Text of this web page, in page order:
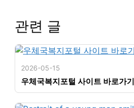
관련 글
2026-05-15
우체국복지포털 사이트 바로가기